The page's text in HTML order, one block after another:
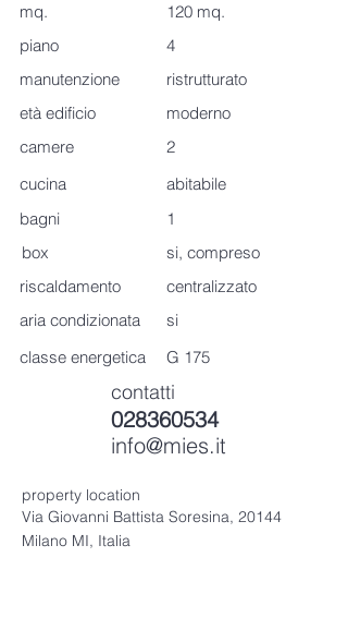
mq.
120 mq.
piano
4
manutenzione
ristrutturato
età edificio
moderno
camere
2
cucina
abitabile
bagni
1
box
si, compreso
riscaldamento
centralizzato
aria condizionata
si
classe energetica
G 175
contatti
028360534
info@mies.it
property location
Via Giovanni Battista Soresina, 20144
Milano MI, Italia